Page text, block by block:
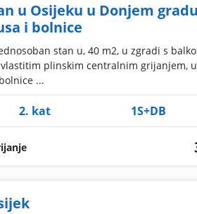
u Osijeku u Donjem gradu
i bolnice
stan u, 40 m2, u zgradi s
plinskim centralnim grijanjem,
...
2. kat 1S+DB